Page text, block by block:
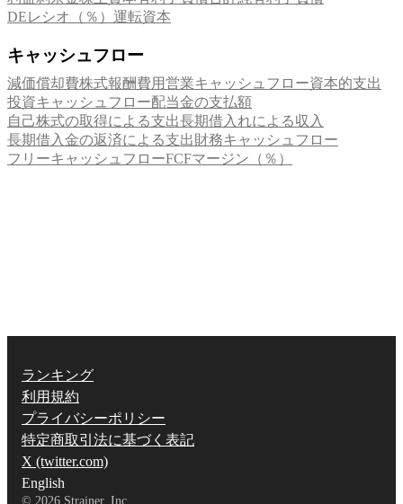
DEレシオ（％） 運転資本
キャッシュフロー
減価償却費株式報酬費用営業キャッシュフロー資本的支出
投資キャッシュフロー配当金の支払額
自己株式の取得による支出長期借入れによる収入
長期借入金の返済による支出財務キャッシュフロー
フリーキャッシュフローFCFマージン（％）
ランキング
利用規約
プライバシーポリシー
特定商取引法に基づく表記
X (twitter.com)
English
© 2026 Strainer, Inc.